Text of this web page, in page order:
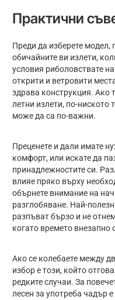
Практични
Преди да изберете модел,
обичайните ви излети,
условия риболовствате
открити и ветровити
здрава конструкция. Ако
летни излети, по-ниското
може да са по-важни.
Преценете и дали имате
комфорт, или искате да
принадлежностите си.
влияе пряко върху
обърнете внимание на
разглобяване. Най-
разпъват бързо и не
когато времето внезапно
Ако се колебаете между
избор е този, който
редките случаи. За
лесен за употреба чадър